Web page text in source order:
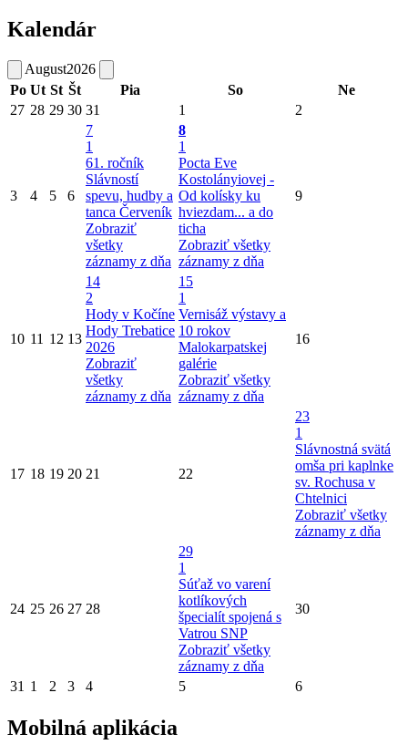
Kalendár
August2026
Po Ut St Št Pia So
Ne
27 28 29 30 31 1 2
3 4 5 6
7
1
61. ročník
Slávností
spevu, hudby a
tanca Červeník
Zobraziť
všetky
záznamy z dňa
8
1
Pocta Eve
Kostolányiovej -
Od kolísky ku
hviezdam... a do
ticha
Zobraziť všetky
záznamy z dňa
9
10 11 12 13
14
2
Hody v Kočíne
Hody Trebatice
2026
Zobraziť
všetky
záznamy z dňa
15
1
Vernisáž výstavy a
10 rokov
Malokarpatskej
galérie
Zobraziť všetky
záznamy z dňa
16
17 18 19 20 21 22
23
1
Slávnostná svätá
omša pri kaplnke
sv. Rochusa v
Chtelnici
Zobraziť všetky
záznamy z dňa
24 25 26 27 28
29
1
Súťaž vo varení
kotlíkových
špecialít spojená s
Vatrou SNP
Zobraziť všetky
záznamy z dňa
30
31 1 2 3 4 5 6
Mobilná aplikácia